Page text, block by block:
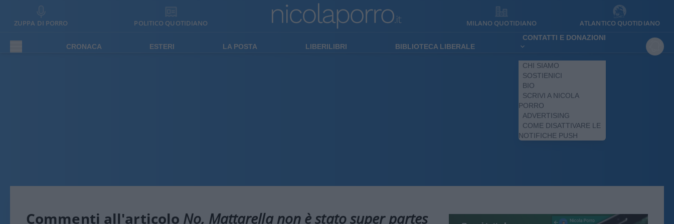
ZUPPA DI PORRO POLITICO QUOTIDIANO MILANO QUOTIDIANO ATLANTICO QUOTIDIANO
CRONACA ESTERI LA POSTA LIBERILIBRI BIBLIOTECA LIBERALE
CONTATTI E DONAZIONI
CHI SIAMO
SOSTIENICI
BIO
SCRIVI A NICOLA
PORRO
ADVERTISING
COME DISATTIVARE LE
NOTIFICHE PUSH
Commenti all'articolo No, Mattarella non è stato super partes